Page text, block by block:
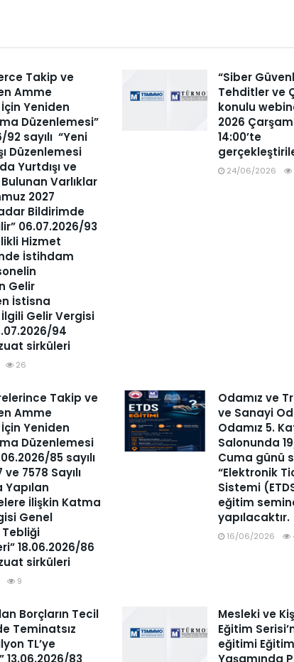
Takip ve
Amme
Yeniden
Düzenlemesi”
sayılı “Yeni
Düzenlemesi
Yurtdışı ve
Varlıklar
2027
Bildirimde
06.07.2026/93
Hizmet
İstihdam
Gelir
İstisna
Gelir Vergisi
94
sirküleri
26
“Siber
Tehditler ve
konulu
2026
14:00’te
24/06/2026
Takip ve
Amme
Yeniden
Düzenlemesi
85 sayılı
ve 7578 Sayılı
Yapılan
İlişkin Katma
Genel
18.06.2026/86
sirküleri
9
Odamız ve
ve Sanayi
Odamız 5.
Salonunda
Cuma günü
“Elektronik
Sistemi
eğitim
yapılacaktır.
16/06/2026
Borçların Tecil
Teminatsız
TL’ye
13.06.2026/83
Mesleki ve
Eğitim
eğitimi
Yaşamında